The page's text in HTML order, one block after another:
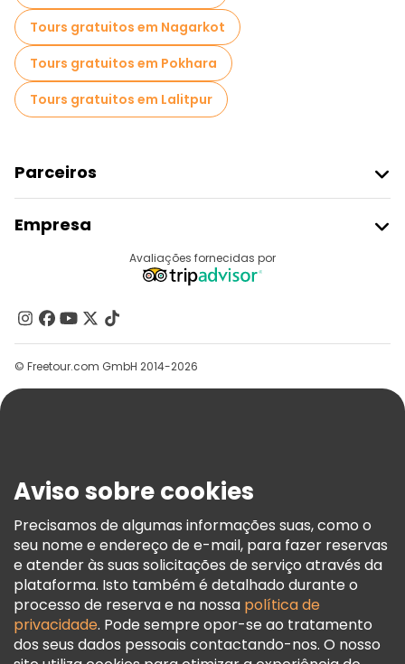
Tours gratuitos em Nagarkot
Tours gratuitos em Pokhara
Tours gratuitos em Lalitpur
Parceiros
Registo Do Fornecedor
Programa De Afiliados
Empresa
Contacte-Nos
Grupos
Ajuda
Termos E Informações Legais
Política De Cookies
Freetour Prémios
Programa De Fidelidade
Avaliações fornecidas por
© Freetour.com GmbH 2014-2026
Aviso sobre cookies
Precisamos de algumas informações suas, como o
seu nome e endereço de e-mail, para fazer reservas
e atender às suas solicitações de serviço através da
plataforma. Isto também é detalhado durante o
processo de reserva e na nossa política de
privacidade. Pode sempre opor-se ao tratamento
dos seus dados pessoais contactando-nos. O nosso